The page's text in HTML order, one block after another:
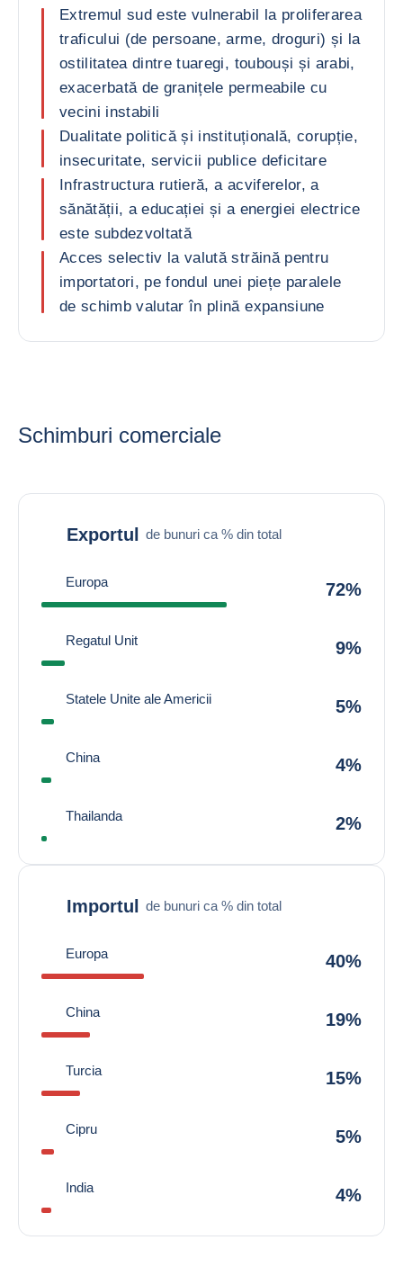
Extremul sud este vulnerabil la proliferarea
traficului (de persoane, arme, droguri) și la
ostilitatea dintre tuaregi, toubouși și arabi,
exacerbată de granițele permeabile cu
vecini instabili
Dualitate politică și instituțională, corupție,
insecuritate, servicii publice deficitare
Infrastructura rutieră, a acviferelor, a
sănătății, a educației și a energiei electrice
este subdezvoltată
Acces selectiv la valută străină pentru
importatori, pe fondul unei piețe paralele
de schimb valutar în plină expansiune
Schimburi comerciale
Exportul de bunuri ca % din total
Europa 72%
Regatul Unit 9%
Statele Unite ale Americii 5%
China 4%
Thailanda 2%
Importul de bunuri ca % din total
Europa 40%
China 19%
Turcia 15%
Cipru 5%
India 4%